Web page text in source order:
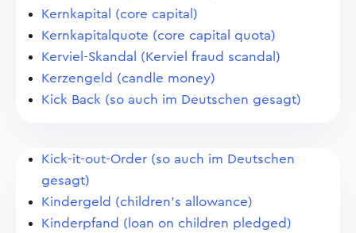
Kernkapital (core capital)
Kernkapitalquote (core capital quota)
Kerviel-Skandal (Kerviel fraud scandal)
Kerzengeld (candle money)
Kick Back (so auch im Deutschen gesagt)
Kick-it-out-Order (so auch im Deutschen
gesagt)
Kindergeld (children's allowance)
Kinderpfand (loan on children pledged)